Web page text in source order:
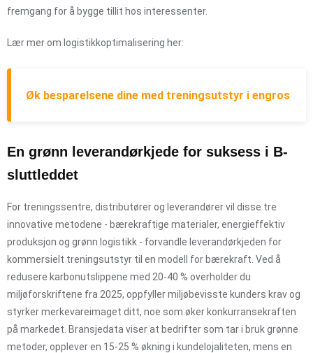
fremgang for å bygge tillit hos interessenter.
Lær mer om logistikkoptimalisering her:
Øk besparelsene dine med treningsutstyr i engros
En grønn leverandørkjede for suksess i B-
sluttleddet
For treningssentre, distributører og leverandører vil disse tre
innovative metodene - bærekraftige materialer, energieffektiv
produksjon og grønn logistikk - forvandle leverandørkjeden for
kommersielt treningsutstyr til en modell for bærekraft. Ved å
redusere karbonutslippene med 20-40 % overholder du
miljøforskriftene fra 2025, oppfyller miljøbevisste kunders krav og
styrker merkevareimaget ditt, noe som øker konkurransekraften
på markedet. Bransjedata viser at bedrifter som tar i bruk grønne
metoder, opplever en 15-25 % økning i kundelojaliteten, mens en